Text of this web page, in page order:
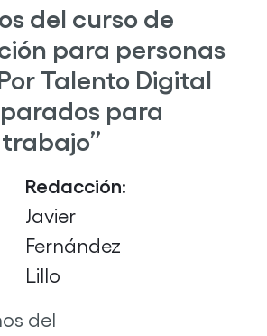
del curso de
para personas
Talento Digital
para
Redacción:
Javier
Fernández
Lillo
del